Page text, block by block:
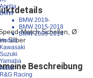
Aprilia
BMW
BMW 2019-
BMW 2015-2018
BMW 2009-2014
Honda
Kawasaki
Suzuki
Yamaha
R&G Racing
Match Schellen, Ø
Silber
Beschreibung